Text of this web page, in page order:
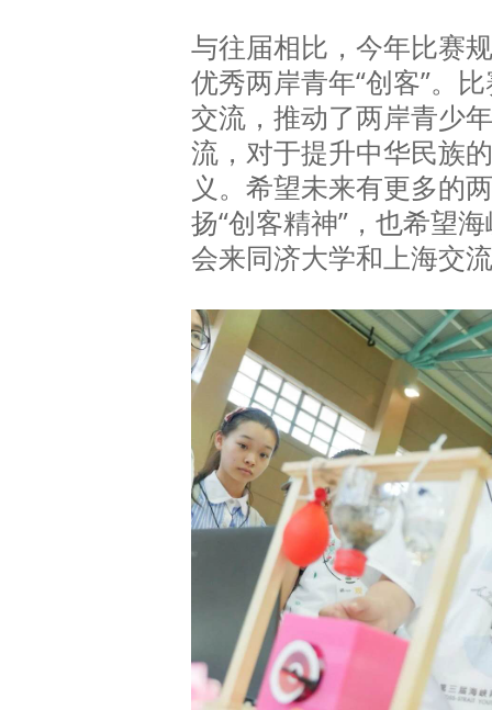
与往届相比，今年比赛
优秀两岸青年“创客”。
交流，推动了两岸青少
流，对于提升中华民族
义。希望未来有更多的
扬“创客精神”，也希望
会来同济大学和上海交